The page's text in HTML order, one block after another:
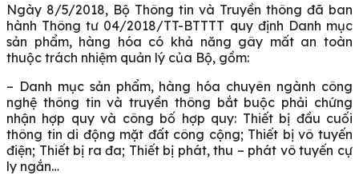
Ngày 8/5/2018, Bộ Thông tin và Truyền thông đã ban
hành Thông tư 04/2018/TT-BTTTT quy định Danh mục
sản phẩm, hàng hóa có khả năng gây mất an toàn
thuộc trách nhiệm quản lý của Bộ, gồm:
– Danh mục sản phẩm, hàng hóa chuyên ngành công
nghệ thông tin và truyền thông bắt buộc phải chứng
nhận hợp quy và công bố hợp quy: Thiết bị đầu cuối
thông tin di động mặt đất công cộng; Thiết bị vô tuyến
điện; Thiết bị ra đa; Thiết bị phát, thu – phát vô tuyến cự
ly ngắn…